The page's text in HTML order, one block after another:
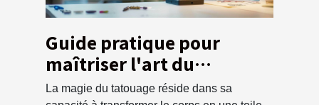
Guide pratique pour
maîtriser l'art du
tatouage en tant que
La magie du tatouage réside dans sa